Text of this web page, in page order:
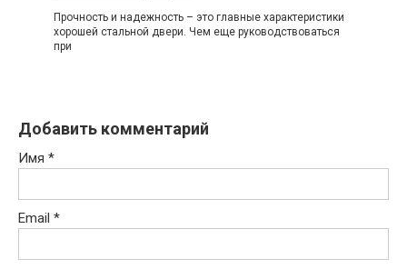
Прочность и надежность – это главные характеристики
хорошей стальной двери. Чем еще руководствоваться
при
Добавить комментарий
Имя *
Email *